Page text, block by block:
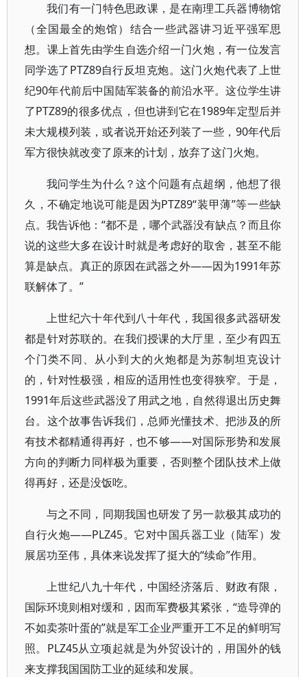
我们有一门特色思政课，是在南理工兵器博物馆
（全国最全的炮馆）结合一些武器讲习近平强军思
想。课上首先由学生自选介绍一门火炮，有一位发言
同学选了PTZ89自行反坦克炮。这门火炮代表了上世
纪90年代前后中国陆军装备的前沿水平。这位学生讲
了PTZ89的很多优点，但也讲到它在1989年定型后并
未大规模列装，或者说开始还列装了一些，90年代后
军方很快就改变了原来的计划，放弃了这门火炮。
我问学生为什么？这个问题有点超纲，他想了很
久，不确定地说可能是因为PTZ89“装甲薄”等一些缺
点。我告诉他：“都不是，哪个武器没有缺点？而且你
说的这些大多在设计时就是考虑好的取舍，甚至不能
算是缺点。真正的原因在武器之外——因为1991年苏
联解体了。”
上世纪六十年代到八十年代，我国很多武器研发
都是针对苏联的。在我们授课的大厅里，至少有四五
个门类不同、从小到大的火炮都是为苏制坦克设计
的，针对性极强，相应的适用性也变得狭窄。于是，
1991年后这些武器没了用武之地，自然得退出历史舞
台。这个故事告诉我们，总师光懂技术、把涉及的所
有技术都精通得再好，也不够——对国际形势和发展
方向的判断力同样极为重要，否则整个团队技术上做
得再好，还是没饭吃。
与之不同，同期我国也研发了另一款极其成功的
自行火炮——PLZ45。它对中国兵器工业（陆军）发
展居功至伟，具体来说发挥了挺大的“续命”作用。
上世纪八九十年代，中国经济落后、财政有限，
国际环境则相对缓和，因而军费极其紧张，“造导弹的
不如卖茶叶蛋的”就是军工企业严重开工不足的鲜明写
照。PLZ45从立项起就是为外贸设计的，用国外的钱
来支撑我国国防工业的延续和发展。